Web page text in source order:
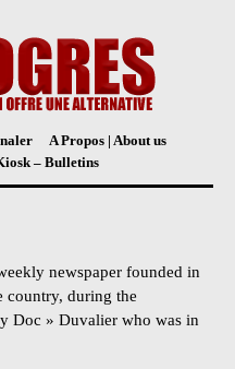
A Propos | About us
– Bulletins
newspaper founded in
country, during the
Doc » Duvalier who was in